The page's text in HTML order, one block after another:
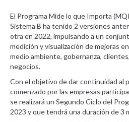
El Programa Mide lo que Importa
Sistema B ha tenido 2 versiones
otra en 2022, impulsando a un
medición y visualización de mejoras
medio ambiente, gobernanza,
negocios.
Con el objetivo de dar continuidad al
comenzado por las empresas
se realizará un Segundo Ciclo del
2023 y que tendrá una duración de 3